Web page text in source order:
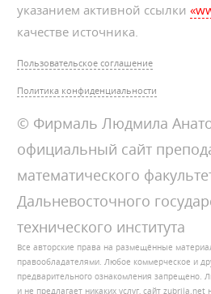
указанием активной ссылки
качестве источника.
Пользовательское соглашение
Политика конфиденциальности
© Фирмаль Людмила
официальный сайт
математического
Дальневосточного
технического института
Все авторские права на размещённые
правообладателями. Любое коммерческое и
предварительного ознакомления запрещено.
и не предлагает никаких услуг, сайт